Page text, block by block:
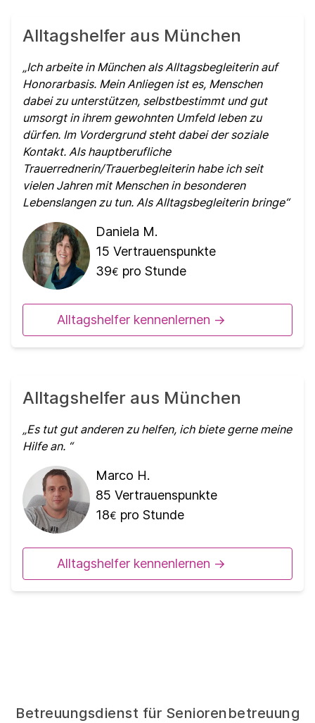
Alltagshelfer aus München
Ich arbeite in München als Alltagsbegleiterin auf
Honorarbasis. Mein Anliegen ist es, Menschen
dabei zu unterstützen, selbstbestimmt und gut
umsorgt in ihrem gewohnten Umfeld leben zu
dürfen. Im Vordergrund steht dabei der soziale
Kontakt. Als hauptberufliche
Trauerrednerin/Trauerbegleiterin habe ich seit
vielen Jahren mit Menschen in besonderen
Lebenslangen zu tun. Als Alltagsbegleiterin bringe
Daniela M.
15 Vertrauenspunkte
39€ pro Stunde
Alltagshelfer kennenlernen ->
Alltagshelfer aus München
Es tut gut anderen zu helfen, ich biete gerne meine
Hilfe an.
Marco H.
85 Vertrauenspunkte
18€ pro Stunde
Alltagshelfer kennenlernen ->
Betreuungsdienst für Seniorenbetreuung